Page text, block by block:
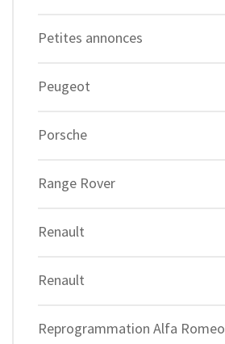
Petites annonces
Peugeot
Porsche
Range Rover
Renault
Renault
Reprogrammation Alfa Romeo